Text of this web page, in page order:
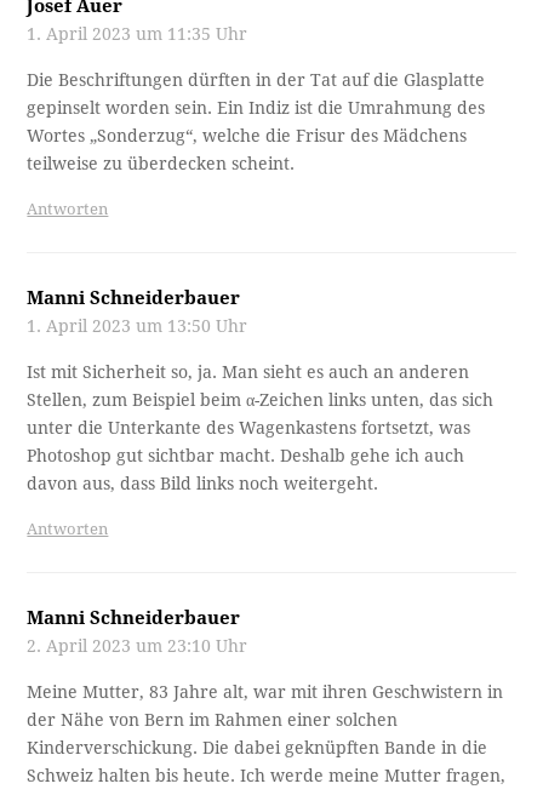
Josef Auer
1. April 2023 um 11:35 Uhr
Die Beschriftungen dürften in der Tat auf die Glasplatte
gepinselt worden sein. Ein Indiz ist die Umrahmung des
Wortes „Sonderzug“, welche die Frisur des Mädchens
teilweise zu überdecken scheint.
Antworten
Manni Schneiderbauer
1. April 2023 um 13:50 Uhr
Ist mit Sicherheit so, ja. Man sieht es auch an anderen
Stellen, zum Beispiel beim α-Zeichen links unten, das sich
unter die Unterkante des Wagenkastens fortsetzt, was
Photoshop gut sichtbar macht. Deshalb gehe ich auch
davon aus, dass Bild links noch weitergeht.
Antworten
Manni Schneiderbauer
2. April 2023 um 23:10 Uhr
Meine Mutter, 83 Jahre alt, war mit ihren Geschwistern in
der Nähe von Bern im Rahmen einer solchen
Kinderverschickung. Die dabei geknüpften Bande in die
Schweiz halten bis heute. Ich werde meine Mutter fragen,